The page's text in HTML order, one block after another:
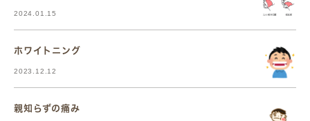
2024.01.15
ホワイトニング
2023.12.12
親知らずの痛み